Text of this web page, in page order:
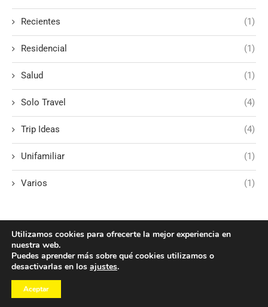
Recientes (1)
Residencial (1)
Salud (1)
Solo Travel (4)
Trip Ideas (4)
Unifamiliar (1)
Varios (1)
Utilizamos cookies para ofrecerte la mejor experiencia en
nuestra web.
Puedes aprender más sobre qué cookies utilizamos o
desactivarlas en los ajustes.
Aceptar